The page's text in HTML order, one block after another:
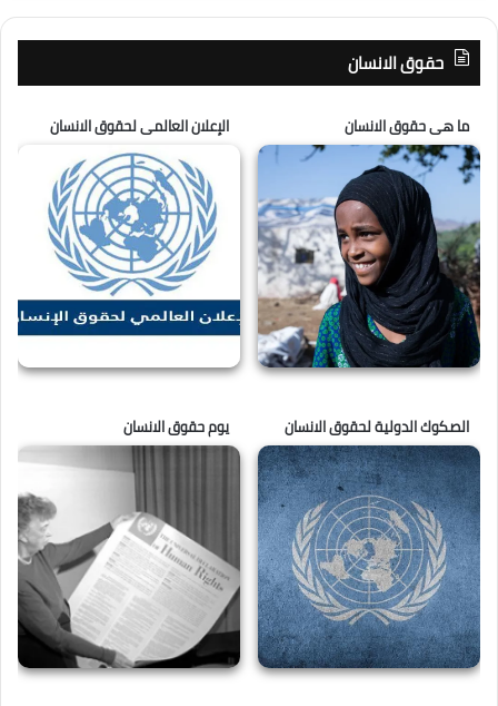
حقوق الانسان
ما هى حقوق الانسان الإعلان العالمى لحقوق الانسان
الصكوك الدولية لحقوق الانسان يوم حقوق الانسان